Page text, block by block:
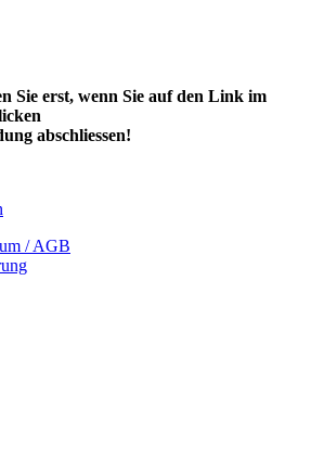
Sie erst, wenn Sie auf den Link im
abschliessen!
/ AGB